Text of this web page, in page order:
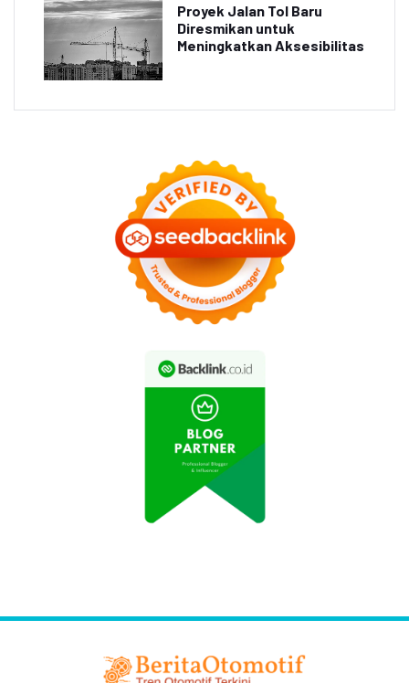
Proyek Jalan Tol Baru
Diresmikan untuk
Meningkatkan Aksesibilitas